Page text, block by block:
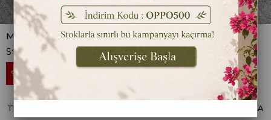
Michelen Tokalı Kemer Siyah
Stok Kodu (AK3)
10
₺444,00
₺399,60
TÜM ÜRÜNLERDE SEPETTE %10 İNDİRİM FIRSATINI KAÇIRMA